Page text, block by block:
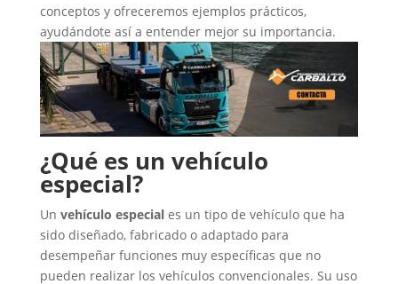
conceptos y ofreceremos ejemplos prácticos,
ayudándote así a entender mejor su importancia.
¿Qué es un vehículo
especial?
Un vehículo especiales un tipo de vehículo que ha
sido diseñado, fabricado o adaptado para
desempeñar funciones muy específicas que no
pueden realizar los vehículos convencionales. Su uso